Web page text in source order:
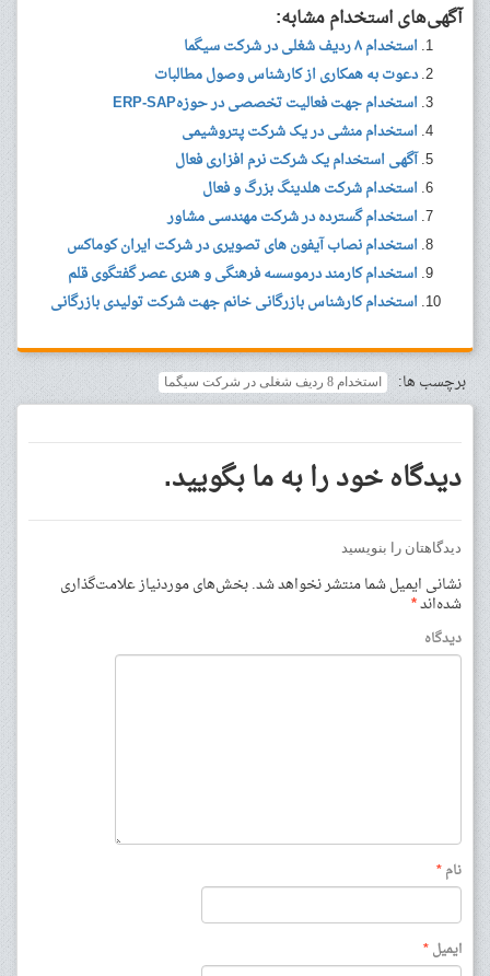
آگهی‌های استخدام مشابه:
استخدام ۸ ردیف شغلی در شرکت سیگما
دعوت به همکاری از کارشناس وصول مطالبات
استخدام جهت فعالیت تخصصی در حوزه‎ ERP-SAP
استخدام منشی در یک شرکت پتروشیمی
آگهی استخدام یک شرکت نرم افزاری فعال
استخدام شرکت هلدینگ بزرگ و فعال
استخدام گسترده در شرکت مهندسی مشاور
استخدام نصاب آیفون های تصویری در شرکت ایران کوماکس
استخدام کارمند درموسسه فرهنگی و هنری عصر گفتگوی قلم
استخدام کارشناس بازرگانی خانم جهت شرکت تولیدی بازرگانی
برچسب ها: استخدام 8 ردیف شغلی در شرکت سیگما
دیدگاه خود را به ما بگویید.
دیدگاهتان را بنویسید
نشانی ایمیل شما منتشر نخواهد شد.بخش‌های موردنیاز علامت‌گذاری
شده‌اند*
دیدگاه
نام*
ایمیل*